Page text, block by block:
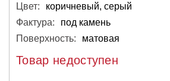
Цвет:
коричневый, серый
Фактура:
под камень
Поверхность:
матовая
Товар недоступен